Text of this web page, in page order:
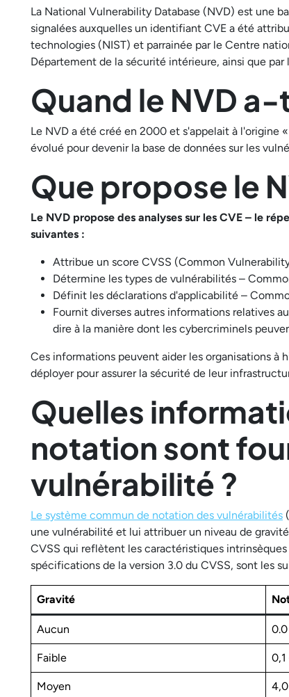
La National Vulnerability Database (NVD) est une
signalées auxquelles un identifiant CVE a été
technologies (NIST) et parrainée par le Centre
Département de la sécurité intérieure, ainsi que
Quand le NVD
Le NVD a été créé en 2000 et s'appelait à l'origine
évolué pour devenir la base de données sur les
Que propose le
Le NVD propose des analyses sur les CVE – le
suivantes :
Attribue un score CVSS (Common
Détermine les types de vulnérabilités –
Définit les déclarations d'applicabilité –
Fournit diverses autres informations relatives
dire à la manière dont les cybercriminels
Ces informations peuvent aider les organisations
déployer pour assurer la sécurité de leur
Quelles
notation sont
vulnérabilité ?
Le système commun de notation des vulnérabilités
une vulnérabilité et lui attribuer un niveau de
CVSS qui reflètent les caractéristiques
spécifications de la version 3.0 du CVSS, sont les
Gravité
Aucun 0.0
Faible 0,1
Moyen